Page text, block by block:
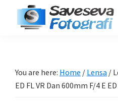
Pemula
-
You are here: Home / Lensa /
ED FL VR Dan 600mm F/4 E